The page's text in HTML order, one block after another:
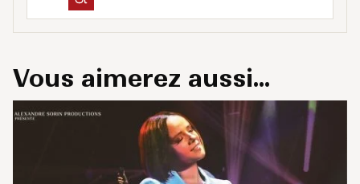
Vous aimerez aussi...